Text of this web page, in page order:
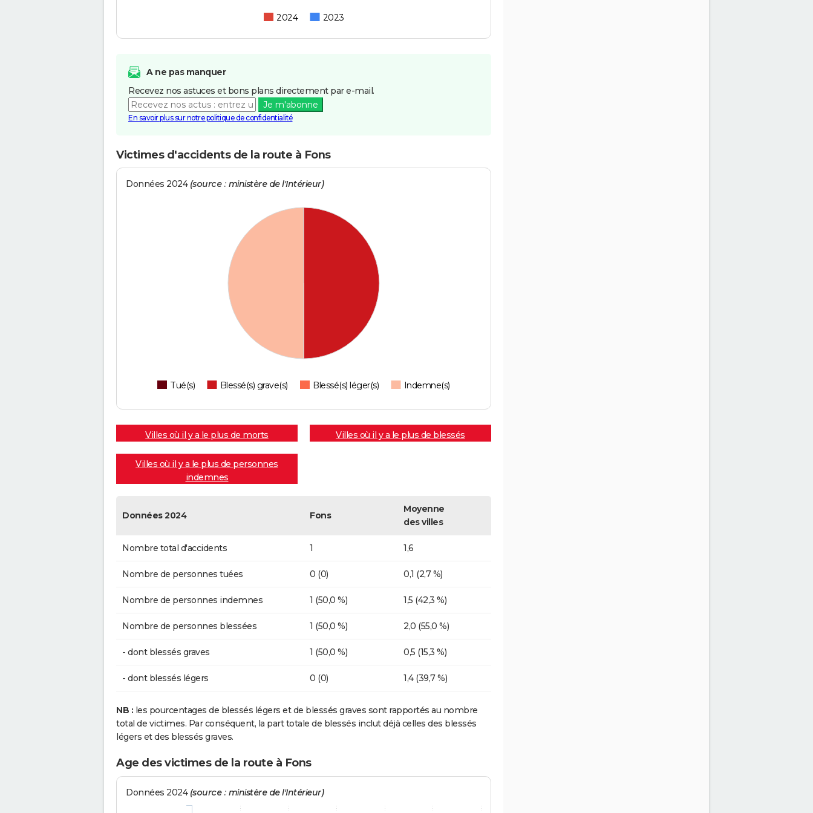
2024 2023
A ne pas manquer
Recevez nos astuces et bons plans directement par e-mail.
Je m'abonne
En savoir plus sur notre politique de confidentialité
Victimes d'accidents de la route à Fons
Données 2024 (source : ministère de l'Intérieur)
Tué(s) Blessé(s) grave(s) Blessé(s) léger(s) Indemne(s)
Villes où il y a le plus de morts Villes où il y a le plus de blessés
Villes où il y a le plus de personnes
indemnes
Données 2024 Fons
Moyenne
des villes
Nombre total d'accidents 1 1,6
Nombre de personnes tuées 0 (0) 0,1 (2,7 %)
Nombre de personnes indemnes 1 (50,0 %) 1,5 (42,3 %)
Nombre de personnes blessées 1 (50,0 %) 2,0 (55,0 %)
- dont blessés graves 1 (50,0 %) 0,5 (15,3 %)
- dont blessés légers 0 (0) 1,4 (39,7 %)
NB : les pourcentages de blessés légers et de blessés graves sont rapportés au nombre
total de victimes. Par conséquent, la part totale de blessés inclut déjà celles des blessés
légers et des blessés graves.
Age des victimes de la route à Fons
Données 2024 (source : ministère de l'Intérieur)